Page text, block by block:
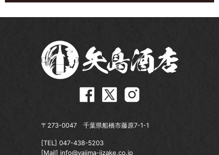
〒273-0047 千葉県船橋市藤原7-1-1
[TEL] 047-438-5203
[Mail] info@yajima-jizake.co.jp